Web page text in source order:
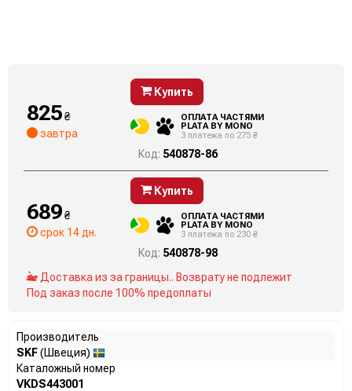
825₴
завтра
Купить
ОПЛАТА ЧАСТЯМИ
PLATA BY MONO
3 платежа по 275 ₴
Код: 540878-86
689₴
срок 14 дн.
Купить
ОПЛАТА ЧАСТЯМИ
PLATA BY MONO
3 платежа по 230 ₴
Код: 540878-98
Доставка из за границы.. Возврату не подлежит
Под заказ после 100% предоплаты
Производитель
SKF(Швеция)
Каталожный номер
VKDS443001